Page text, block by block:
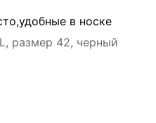
в носке
размер 42, черный